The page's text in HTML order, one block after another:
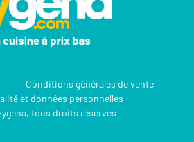
Conditions générales de vente
et données personnelles
tous droits réservés